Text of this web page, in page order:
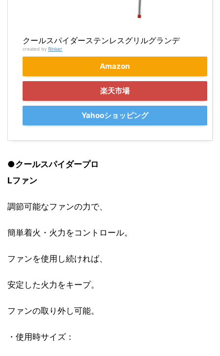
クールスパイダーステンレスグリルグランデ
created by Rinker
Amazon
楽天市場
Yahooショッピング
●クールスパイダープロ
Lファン
調節可能なファンの力で、
簡単着火・火力をコントロール。
ファンを使用し続ければ、
安定した火力をキープ。
ファンの取り外し可能。
・使用時サイズ：